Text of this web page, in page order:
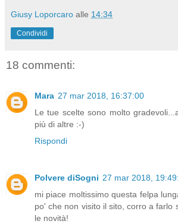
Giusy Loporcaro alle 14:34
Condividi
18 commenti:
Mara 27 mar 2018, 16:37:00
Le tue scelte sono molto
più di altre :-)
Rispondi
Polvere diSogni 27 mar 2018,
mi piace moltissimo questa felpa
po' che non visito il sito, corro a farlo
le novità!